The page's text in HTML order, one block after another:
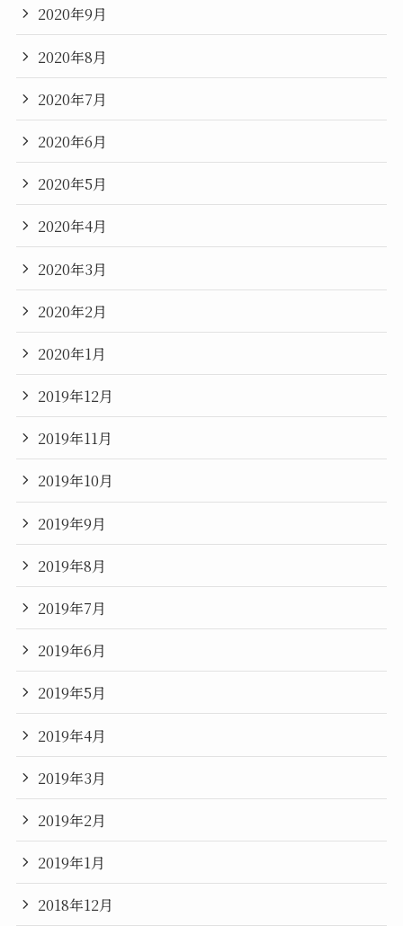
2020年9月
2020年8月
2020年7月
2020年6月
2020年5月
2020年4月
2020年3月
2020年2月
2020年1月
2019年12月
2019年11月
2019年10月
2019年9月
2019年8月
2019年7月
2019年6月
2019年5月
2019年4月
2019年3月
2019年2月
2019年1月
2018年12月